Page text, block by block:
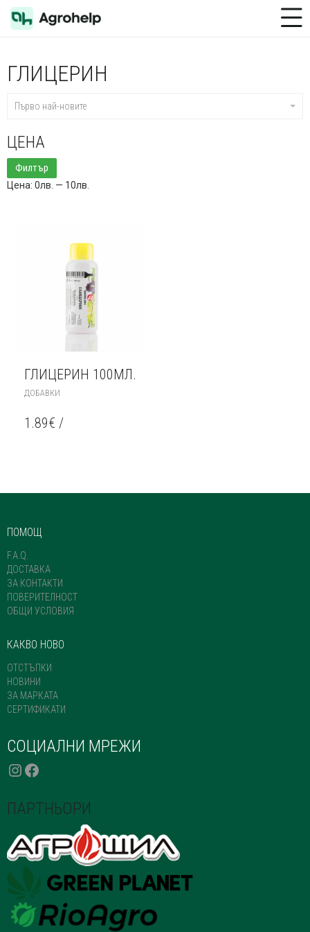
Toggle Menu
ГЛИЦЕРИН
Първо най-новите
ЦЕНА
Минимална
цена
Максимална
цена
Филтър
Цена: 0лв. — 10лв.
ГЛИЦЕРИН 100МЛ.
ДОБАВКИ
1.89€ /
ПОМОЩ
F.A.Q.
ДОСТАВКА
ЗА КОНТАКТИ
ПОВЕРИТЕЛНОСТ
ОБЩИ УСЛОВИЯ
КАКВО НОВО
ОТСТЪПКИ
НОВИНИ
ЗА МАРКАТА
СЕРТИФИКАТИ
СОЦИАЛНИ МРЕЖИ
INSTAGRAM
FACEBOOK
ПАРТНЬОРИ